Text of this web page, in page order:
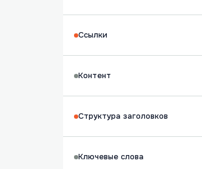
Ссылки
Контент
Структура заголовков
Ключевые слова